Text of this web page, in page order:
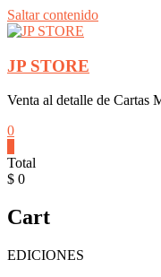
Saltar contenido
JP STORE
Venta al detalle de Cartas
0
Total
$ 0
Cart
EDICIONES